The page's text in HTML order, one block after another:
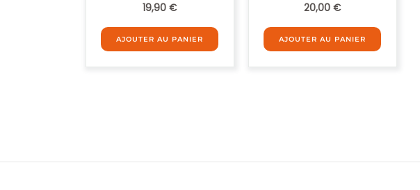
19,90€
AJOUTER AU PANIER
20,00€
AJOUTER AU PANIER